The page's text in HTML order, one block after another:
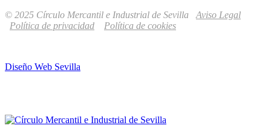
© 2025 Círculo Mercantil e Industrial de Sevilla Aviso Legal
Política de privacidad
Política de cookies
Diseño Web Sevilla